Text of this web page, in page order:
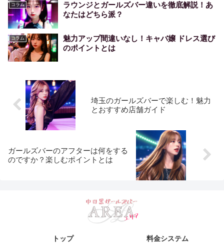
コラム
ラウンジとガールズバー違いを徹底解説！あ
なたはどちら派？
コラム
魅力アップ間違いなし！キャバ嬢 ドレス選び
のポイントとは
埼玉のガールズバーで楽しむ！魅力
とおすすめ店舗ガイド
ガールズバーのアフターは何をする
のですか？楽しむポイントとは
トップ 料金システム